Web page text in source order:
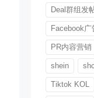
Deal群组发
Facebook广
PR内容营销
shein
Tiktok KOL